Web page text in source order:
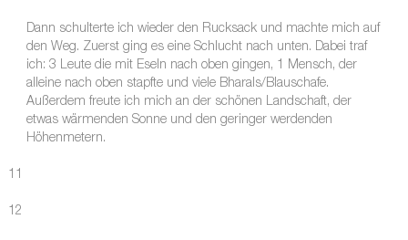
Dann schulterte ich wieder den Rucksack und machte mich auf
den Weg. Zuerst ging es eine Schlucht nach unten. Dabei traf
ich: 3 Leute die mit Eseln nach oben gingen, 1 Mensch, der
alleine nach oben stapfte und viele Bharals/Blauschafe.
Außerdem freute ich mich an der schönen Landschaft, der
etwas wärmenden Sonne und den geringer werdenden
Höhenmetern.
11
12